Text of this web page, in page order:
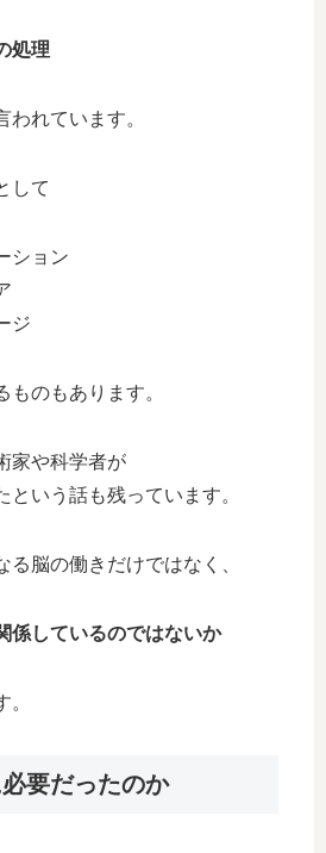
処理
われています。
して
ション
ジ
ものもあります。
家や科学者が
という話も残っています。
る脳の働きだけではなく、
係しているのではないか
要だったのか